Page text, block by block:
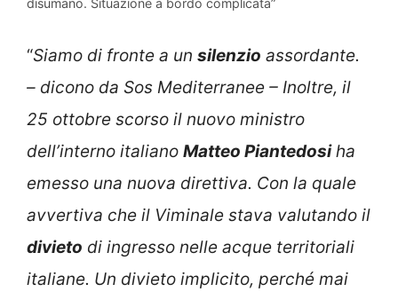
disumano. Situazione a bordo complicata”
“Siamo di fronte a un silenzio assordante.
– dicono da Sos Mediterranee – Inoltre, il
25 ottobre scorso il nuovo ministro
dell’interno italiano Matteo Piantedosiha
emesso una nuova direttiva. Con la quale
avvertiva che il Viminale stava valutando il
divieto di ingresso nelle acque territoriali
italiane. Un divieto implicito, perché mai